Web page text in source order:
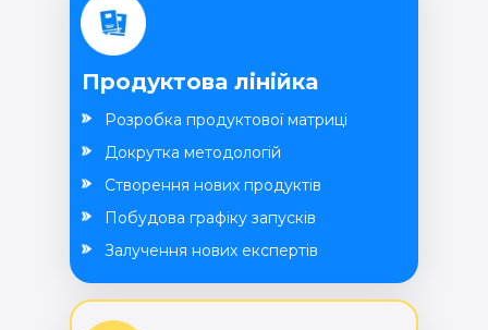
Продуктова лінійка
Розробка продуктової матриці
Створення нових продуктів
Докрутка методологій
Побудова графіку запусків
Залучення нових експертів